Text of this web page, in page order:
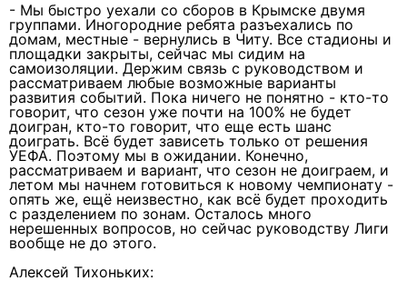
- Мы быстро уехали со сборов в Крымске двумя
группами. Иногородние ребята разъехались по
домам, местные - вернулись в Читу. Все стадионы и
площадки закрыты, сейчас мы сидим на
самоизоляции. Держим связь с руководством и
рассматриваем любые возможные варианты
развития событий. Пока ничего не понятно - кто-то
говорит, что сезон уже почти на 100% не будет
доигран, кто-то говорит, что еще есть шанс
доиграть. Всё будет зависеть только от решения
УЕФА. Поэтому мы в ожидании. Конечно,
рассматриваем и вариант, что сезон не доиграем, и
летом мы начнем готовиться к новому чемпионату -
опять же, ещё неизвестно, как всё будет проходить
с разделением по зонам. Осталось много
нерешенных вопросов, но сейчас руководству Лиги
вообще не до этого.
Алексей Тихоньких: